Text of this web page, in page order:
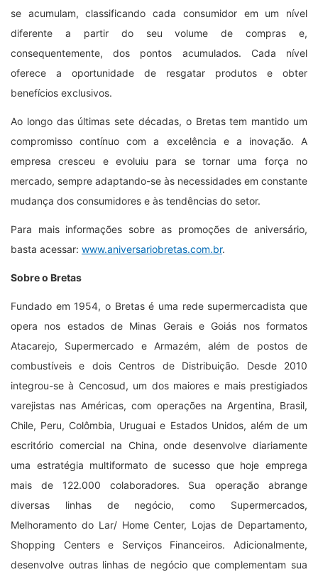
se acumulam, classificando cada consumidor em um nível
diferente a partir do seu volume de compras e,
consequentemente, dos pontos acumulados. Cada nível
oferece a oportunidade de resgatar produtos e obter
benefícios exclusivos.
Ao longo das últimas sete décadas, o Bretas tem mantido um
compromisso contínuo com a excelência e a inovação. A
empresa cresceu e evoluiu para se tornar uma força no
mercado, sempre adaptando-se às necessidades em constante
mudança dos consumidores e às tendências do setor.
Para mais informações sobre as promoções de aniversário,
basta acessar: www.aniversariobretas.com.br.
Sobre o Bretas
Fundado em 1954, o Bretas é uma rede supermercadista que
opera nos estados de Minas Gerais e Goiás nos formatos
Atacarejo, Supermercado e Armazém, além de postos de
combustíveis e dois Centros de Distribuição. Desde 2010
integrou-se à Cencosud, um dos maiores e mais prestigiados
varejistas nas Américas, com operações na Argentina, Brasil,
Chile, Peru, Colômbia, Uruguai e Estados Unidos, além de um
escritório comercial na China, onde desenvolve diariamente
uma estratégia multiformato de sucesso que hoje emprega
mais de 122.000 colaboradores. Sua operação abrange
diversas linhas de negócio, como Supermercados,
Melhoramento do Lar/ Home Center, Lojas de Departamento,
Shopping Centers e Serviços Financeiros. Adicionalmente,
desenvolve outras linhas de negócio que complementam sua